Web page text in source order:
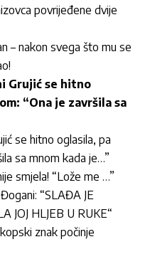
povrijeđene dvije
– nakon svega što mu se
Grujić se hitno
“Ona je završila sa
se hitno oglasila, pa
sa mnom kada je…”
smjela! “Lože me …”
“SLAĐA JE
JOJ HLJEB U RUKE“
znak počinje